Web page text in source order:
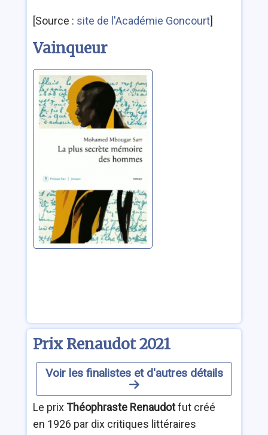
[Source : site de l'Académie Goncourt]
Vainqueur
La plus secrète
mémoire des
hommes
Sarr, Mohamed
Mbougar
Prix Renaudot 2021
Voir les finalistes et d'autres détails
Le prixThéophraste Renaudotfut créé
en 1926 par dix critiques littéraires